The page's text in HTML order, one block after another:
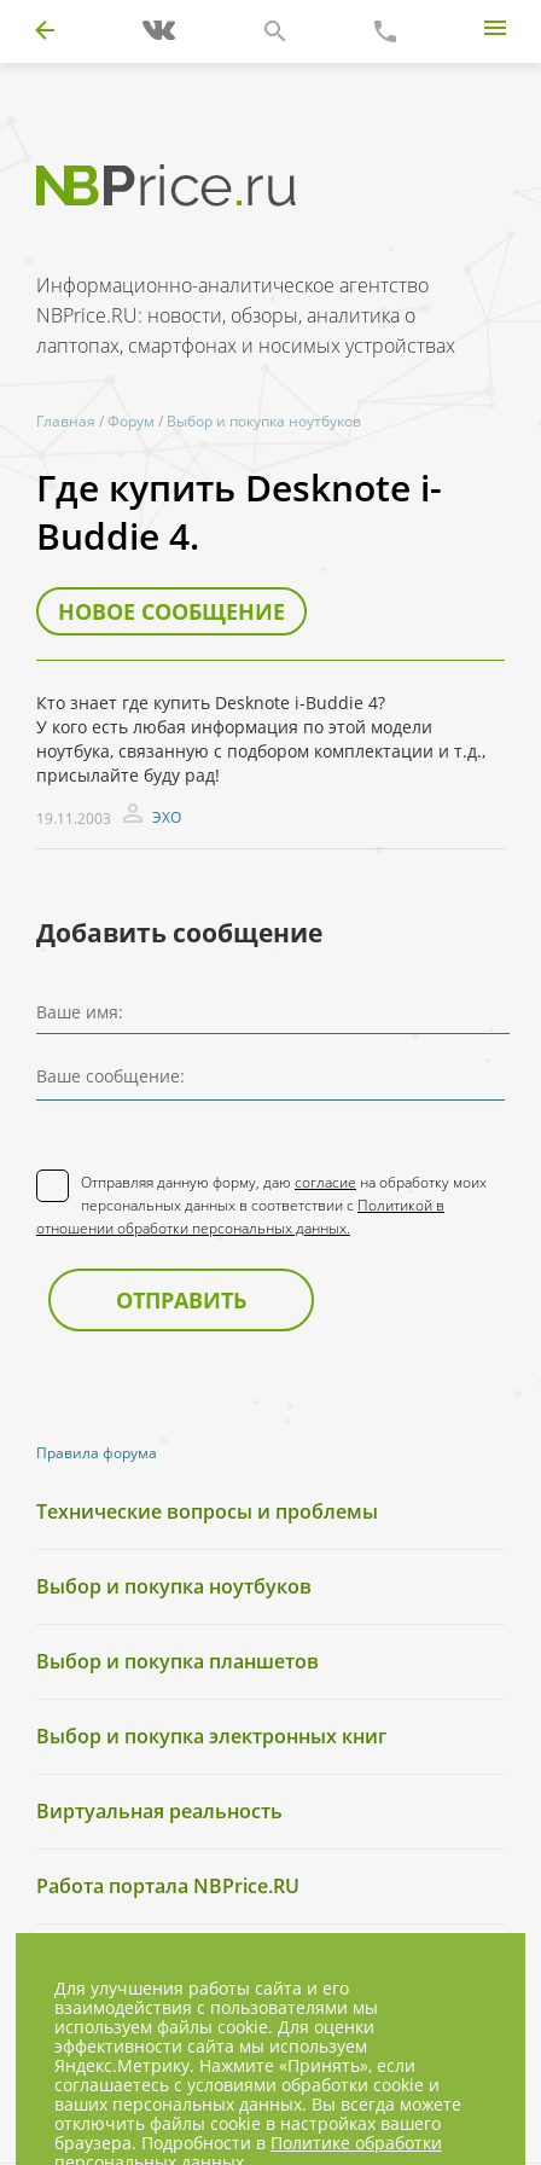
Информационно-аналитическое агентство
NBPrice.RU: новости, обзоры, аналитика о
лаптопах, смартфонах и носимых устройствах
Правила форума
Технические вопросы и проблемы
Выбор и покупка ноутбуков
Выбор и покупка планшетов
Выбор и покупка электронных книг
Виртуальная реальность
Работа портала NBPrice.RU
Главная /Форум / Выбор и покупка ноутбуков
Где купить Desknote i-
Buddie 4.
НОВОЕ СООБЩЕНИЕ
Кто знает где купить Desknote i-Buddie 4?
У кого есть любая информация по этой модели
ноутбука, связанную с подбором комплектации и т.д.,
присылайте буду рад!
19.11.2003 ЭХО
Добавить сообщение
Ваше имя:
Ваше сообщение:
Отправляя данную форму, даю согласие на обработку моих
персональных данных в соответствии с Политикой в
отношении обработки персональных данных.
ОТПРАВИТЬ
Для улучшения работы сайта и его
взаимодействия с пользователями мы
используем файлы cookie. Для оценки
эффективности сайта мы используем
Яндекс.Метрику. Нажмите «Принять», если
соглашаетесь с условиями обработки cookie и
ваших персональных данных. Вы всегда можете
отключить файлы cookie в настройках вашего
браузера. Подробности в Политике обработки